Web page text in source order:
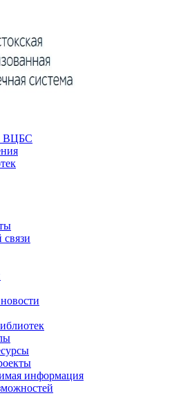
ВЦБС
информация